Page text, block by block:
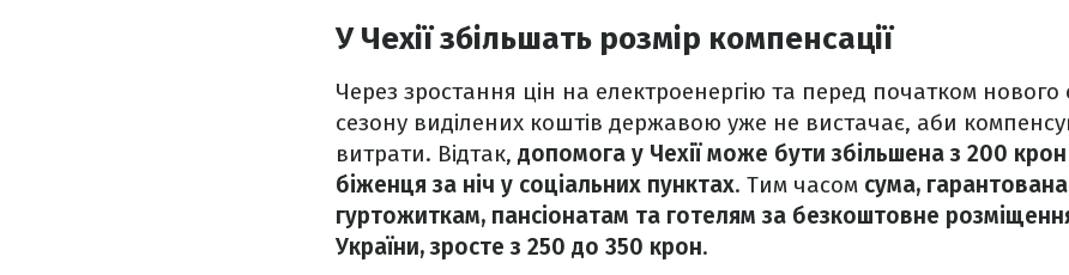
У Чехії збільшать розмір компенсації
Через зростання цін на електроенергію та перед початком
сезону виділених коштів державою уже не вистачає, аби
витрати. Відтак, допомога у Чехії може бути збільшена з 200
біженця за ніч у соціальних пунктах. Тим часом сума,
гуртожиткам, пансіонатам та готелям за безкоштовне
України, зросте з 250 до 350 крон.